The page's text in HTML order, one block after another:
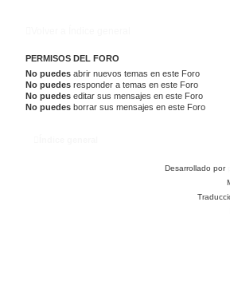
PERMISOS DEL FORO
No puedes abrir nuevos temas en este Foro
No puedes responder a temas en este Foro
No puedes editar sus mensajes en este Foro
No puedes borrar sus mensajes en este Foro
Desarrollado por